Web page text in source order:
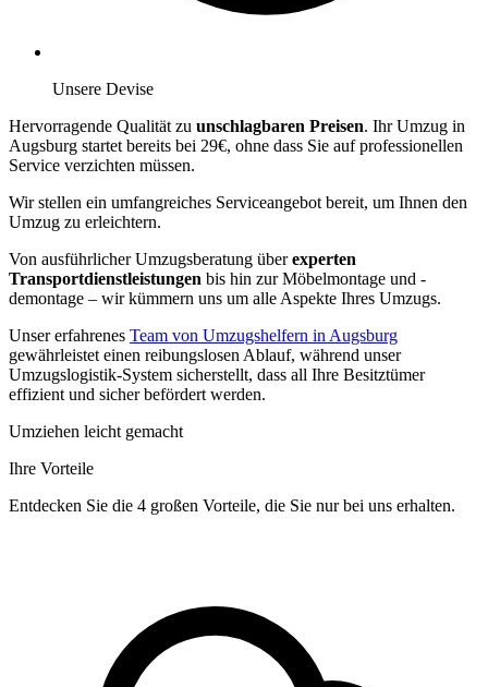
Unsere Devise
Hervorragende Qualität zu unschlagbaren Preisen. Ihr Umzug in
Augsburg startet bereits bei 29€, ohne dass Sie auf professionellen
Service verzichten müssen.
Wir stellen ein umfangreiches Serviceangebot bereit, um Ihnen den
Umzug zu erleichtern.
Von ausführlicher Umzugsberatung überexperten
Transportdienstleistungen bis hin zur Möbelmontage und -
demontage – wir kümmern uns um alle Aspekte Ihres Umzugs.
Unser erfahrenes Team von Umzugshelfern in Augsburg
gewährleistet einen reibungslosen Ablauf, während unser
Umzugslogistik-System sicherstellt, dass all Ihre Besitztümer
effizient und sicher befördert werden.
Umziehen leicht gemacht
Ihre Vorteile
Entdecken Sie die 4 großen Vorteile, die Sie nur bei uns erhalten.